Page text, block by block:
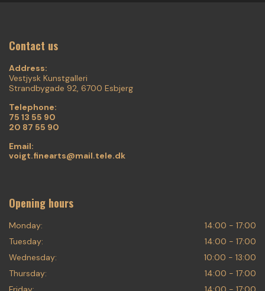
Contact us
Address:
Vestjysk Kunstgalleri
Strandbygade 92, 6700 Esbjerg
Telephone:
75 13 55 90
20 87 55 90
Email:
voigt.finearts@mail.tele.dk
Opening hours
Monday:
14:00 - 17:00
Tuesday:
14:00 - 17:00
Wednesday:
10:00 - 13:00
Thursday:
14:00 - 17:00